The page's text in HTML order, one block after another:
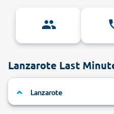
Lanzarote Last
Lanzarote